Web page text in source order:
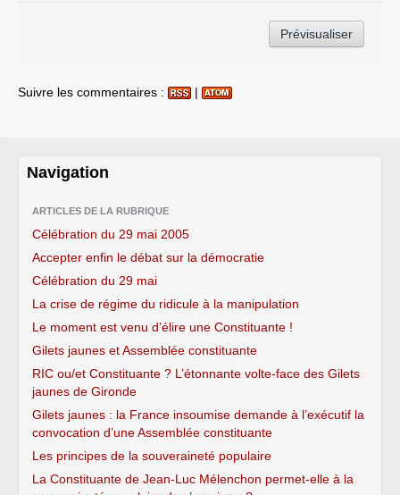
Suivre les commentaires : |
Navigation
ARTICLES DE LA RUBRIQUE
Célébration du 29 mai 2005
Accepter enfin le débat sur la démocratie
Célébration du 29 mai
La crise de régime du ridicule à la manipulation
Le moment est venu d’élire une Constituante !
Gilets jaunes et Assemblée constituante
RIC ou/et Constituante ? L’étonnante volte-face des Gilets
jaunes de Gironde
Gilets jaunes : la France insoumise demande à l’exécutif la
convocation d’une Assemblée constituante
Les principes de la souveraineté populaire
La Constituante de Jean-Luc Mélenchon permet-elle à la